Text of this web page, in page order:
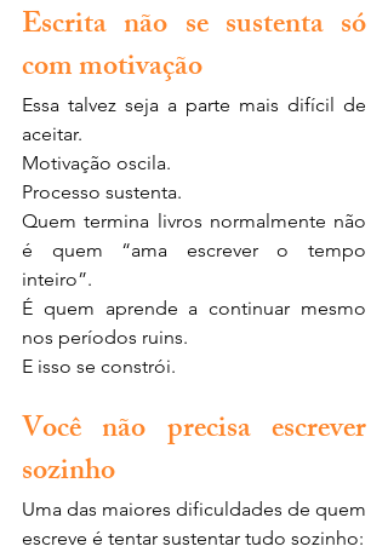
Escrita não se sustenta só
com motivação
Essa talvez seja a parte mais difícil de
aceitar.
Motivação oscila.
Processo sustenta.
Quem termina livros normalmente não
é quem “ama escrever o tempo
inteiro”.
É quem aprende a continuar mesmo
nos períodos ruins.
E isso se constrói.
Você não precisa escrever
sozinho
Uma das maiores dificuldades de quem
escreve é tentar sustentar tudo sozinho: